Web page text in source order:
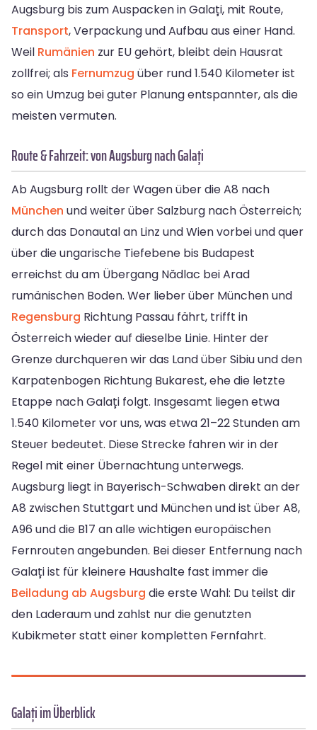
Augsburg bis zum Auspacken in Galați, mit Route,
Transport, Verpackung und Aufbau aus einer Hand.
Weil Rumänien zur EU gehört, bleibt dein Hausrat
zollfrei; als Fernumzug über rund 1.540 Kilometer ist
so ein Umzug bei guter Planung entspannter, als die
meisten vermuten.
Route & Fahrzeit: von Augsburg nach Galați
Ab Augsburg rollt der Wagen über die A8 nach
München und weiter über Salzburg nach Österreich;
durch das Donautal an Linz und Wien vorbei und quer
über die ungarische Tiefebene bis Budapest
erreichst du am Übergang Nădlac bei Arad
rumänischen Boden. Wer lieber über München und
Regensburg Richtung Passau fährt, trifft in
Österreich wieder auf dieselbe Linie. Hinter der
Grenze durchqueren wir das Land über Sibiu und den
Karpatenbogen Richtung Bukarest, ehe die letzte
Etappe nach Galați folgt. Insgesamt liegen etwa
1.540 Kilometer vor uns, was etwa 21–22 Stunden am
Steuer bedeutet. Diese Strecke fahren wir in der
Regel mit einer Übernachtung unterwegs.
Augsburg liegt in Bayerisch-Schwaben direkt an der
A8 zwischen Stuttgart und München und ist über A8,
A96 und die B17 an alle wichtigen europäischen
Fernrouten angebunden. Bei dieser Entfernung nach
Galați ist für kleinere Haushalte fast immer die
Beiladung ab Augsburg die erste Wahl: Du teilst dir
den Laderaum und zahlst nur die genutzten
Kubikmeter statt einer kompletten Fernfahrt.
Galați im Überblick